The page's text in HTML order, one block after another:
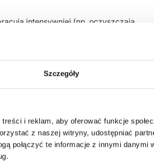
Szczegóły
i reklam, aby oferować funkcje
z naszej witryny, udostępniać
połączyć te informacje z innymi danymi
intensywniej (np. oczyszczają
chce Wam się pić, może to
ale zwykłe przeciążenie
do toalety na siusiu po pracy.